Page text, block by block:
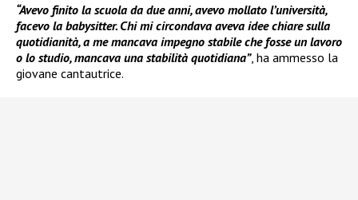
“Avevo finito la scuola da due anni, avevo mollato l’università,
facevo la babysitter. Chi mi circondava aveva idee chiare sulla
quotidianità, a me mancava impegno stabile che fosse un lavoro
o lo studio, mancava una stabilità quotidiana”, ha ammesso la
giovane cantautrice.